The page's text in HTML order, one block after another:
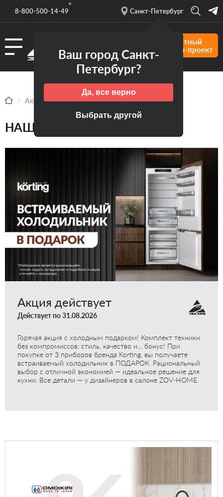
8-800-500-14-49 Санкт-Петербург
Ваш город Санкт-
Петербург?
Да, все верно
Выбрать другой
Бесплатный
дизайн-проект
Акции
НАШИ АКЦИИ
Акция действует
Действует по 31.08.2026
Горячая акция с холодным подарком! Комплект техники
без компромиссов: стиль, качество и… бонус! При
покупке от 3 приборов бренда Korting, вы получаете
встраиваемый холодильник в ПОДАРОК. Рациональный
выбор с отличной экономией — идеальное решение для
кухни. Все детали — у дизайнеров в салоне ZOV-HOME.